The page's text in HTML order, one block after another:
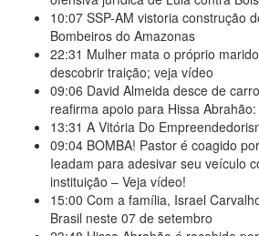
10:07 SSP-AM vistoria construção
Bombeiros do Amazonas
22:31 Mulher mata o próprio
descobrir traição; veja vídeo
09:06 David Almeida desce de
reafirma apoio para Hissa Abrahão:
13:31 A Vitória Do
09:04 BOMBA! Pastor é coagido
Ieadam para adesivar seu veículo
instituição – Veja vídeo!
15:00 Com a família, Israel
Brasil neste 07 de setembro